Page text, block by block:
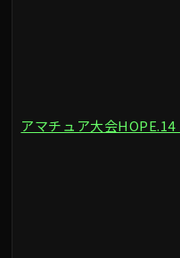
アマチュア大会